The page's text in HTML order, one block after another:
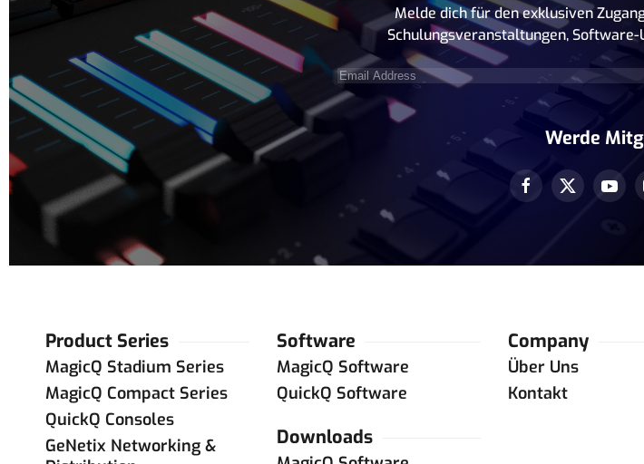
Melde dich für den exklusiven
Schulungsveranstaltungen,
Email
Address(erforderlich)
Werde
Product Series
MagicQ Stadium Series
MagicQ Compact Series
QuickQ Consoles
GeNetix Networking &
Software
MagicQ Software
QuickQ Software
Downloads
Company
Über Uns
Kontakt